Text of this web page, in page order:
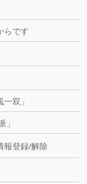
らです
双」
」
登録/解除